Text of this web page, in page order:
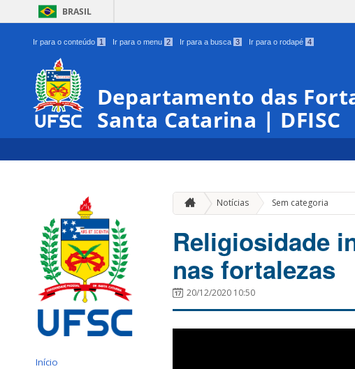
BRASIL
Ir para o conteúdo 1 Ir para o menu 2 Ir para a busca 3 Ir para o rodapé 4
Departamento das
Santa Catarina | DFISC
Início
Notícias Sem categoria
Religiosidade
nas fortalezas
20/12/2020 10:50